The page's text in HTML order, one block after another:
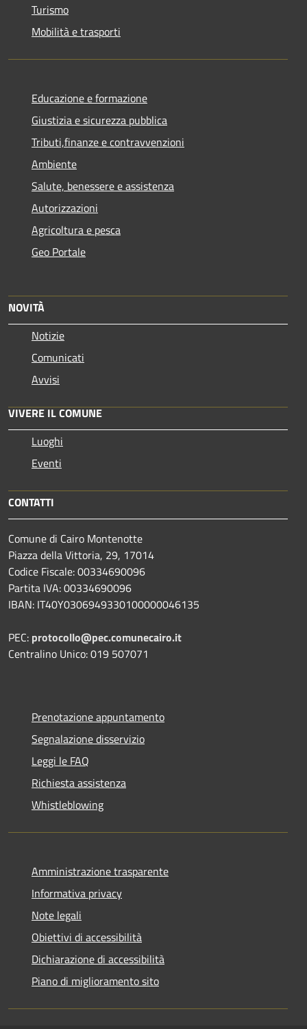
Turismo
Mobilità e trasporti
Educazione e formazione
Giustizia e sicurezza pubblica
Tributi,finanze e contravvenzioni
Ambiente
Salute, benessere e assistenza
Autorizzazioni
Agricoltura e pesca
Geo Portale
NOVITÀ
Notizie
Comunicati
Avvisi
VIVERE IL COMUNE
Luoghi
Eventi
CONTATTI
Comune di Cairo Montenotte
Piazza della Vittoria, 29, 17014
Codice Fiscale: 00334690096
Partita IVA: 00334690096
IBAN: IT40Y0306949330100000046135
PEC: protocollo@pec.comunecairo.it
Centralino Unico: 019 507071
Prenotazione appuntamento
Segnalazione disservizio
Leggi le FAQ
Richiesta assistenza
Whistleblowing
Amministrazione trasparente
Informativa privacy
Note legali
Obiettivi di accessibilità
Dichiarazione di accessibilità
Piano di miglioramento sito